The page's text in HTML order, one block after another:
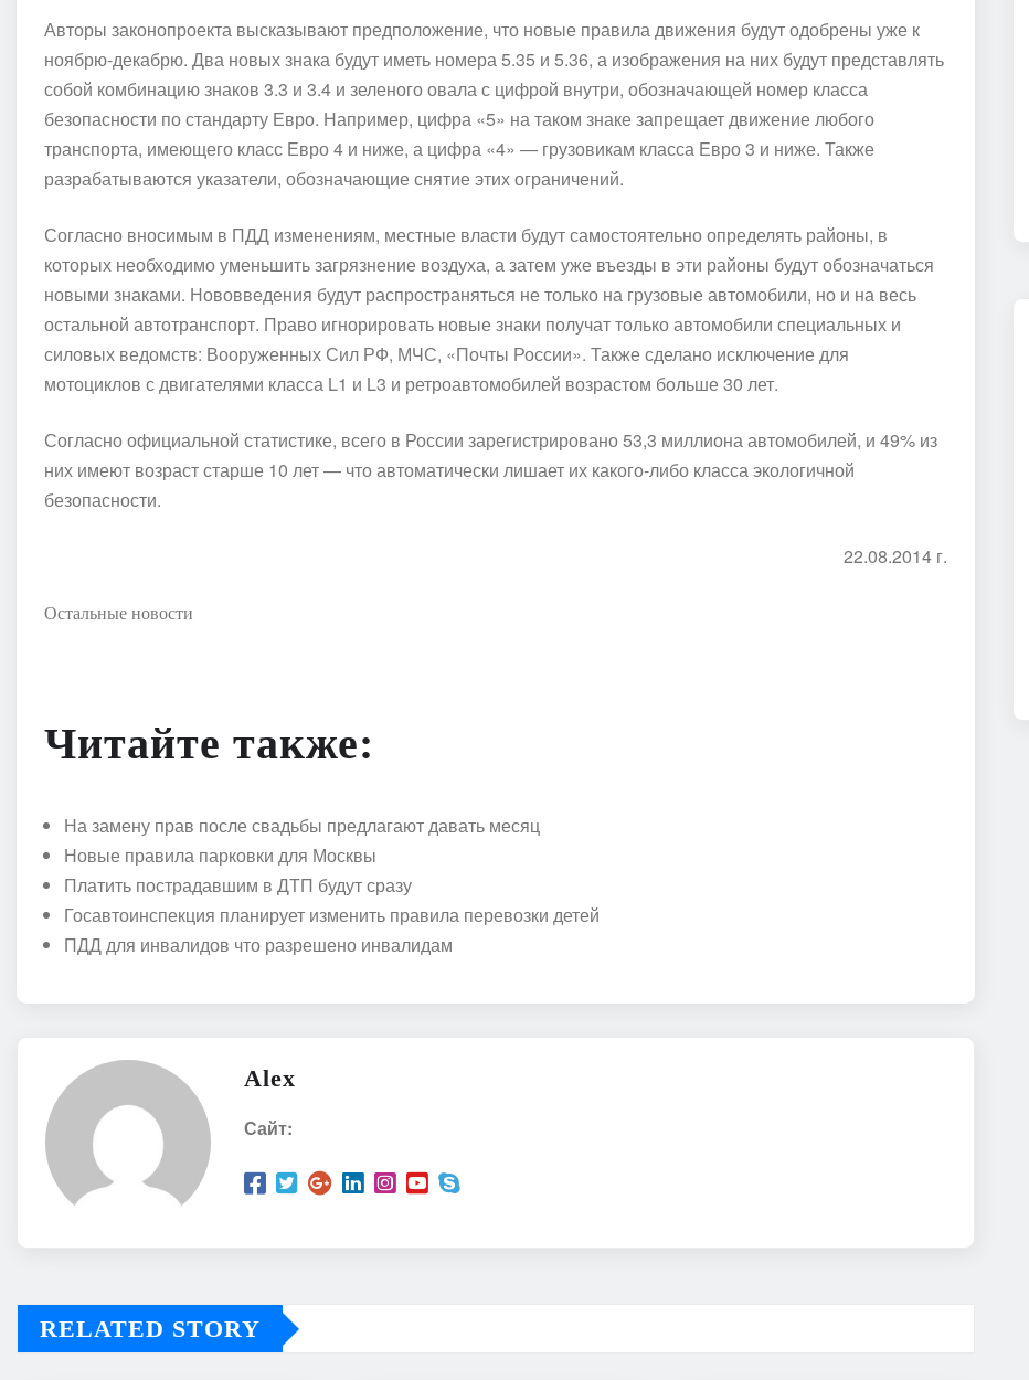
Авторы законопроекта высказывают предположение, что новые правила движения будут одобрены уже к
ноябрю-декабрю. Два новых знака будут иметь номера 5.35 и 5.36, а изображения на них будут представлять
собой комбинацию знаков 3.3 и 3.4 и зеленого овала с цифрой внутри, обозначающей номер класса
безопасности по стандарту Евро. Например, цифра «5» на таком знаке запрещает движение любого
транспорта, имеющего класс Евро 4 и ниже, а цифра «4» — грузовикам класса Евро 3 и ниже. Также
разрабатываются указатели, обозначающие снятие этих ограничений.
Согласно вносимым в ПДД изменениям, местные власти будут самостоятельно определять районы, в
которых необходимо уменьшить загрязнение воздуха, а затем уже въезды в эти районы будут обозначаться
новыми знаками. Нововведения будут распространяться не только на грузовые автомобили, но и на весь
остальной автотранспорт. Право игнорировать новые знаки получат только автомобили специальных и
силовых ведомств: Вооруженных Сил РФ, МЧС, «Почты России». Также сделано исключение для
мотоциклов с двигателями класса L1 и L3 и ретроавтомобилей возрастом больше 30 лет.
Согласно официальной статистике, всего в России зарегистрировано 53,3 миллиона автомобилей, и 49% из
них имеют возраст старше 10 лет — что автоматически лишает их какого-либо класса экологичной
безопасности.
22.08.2014 г.
Остальные новости
Читайте также:
На замену прав после свадьбы предлагают давать месяц
Новые правила парковки для Москвы
Платить пострадавшим в ДТП будут сразу
Госавтоинспекция планирует изменить правила перевозки детей
ПДД для инвалидов что разрешено инвалидам
Alex
Сайт:
RELATED STORY